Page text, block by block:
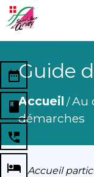
Guide
Accueil /Au
démarches
date_range
book
perm_phone_msg
local_hotel Accueil